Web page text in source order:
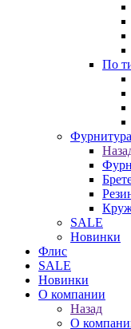
По
Фурнитура
SALE
Новинки
Флис
SALE
Новинки
О компании
Назад
О